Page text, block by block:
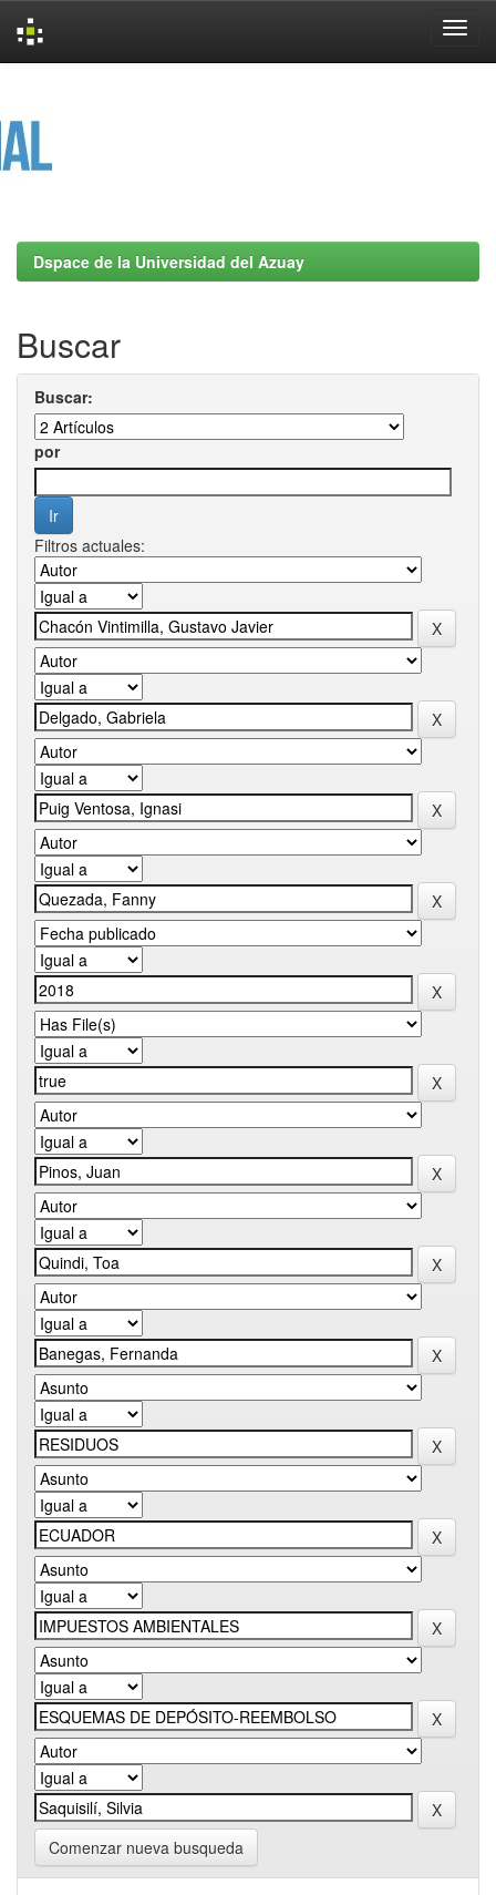
Dspace de la Universidad del Azuay
Buscar
Buscar:
por
Filtros actuales:
Comenzar nueva busqueda